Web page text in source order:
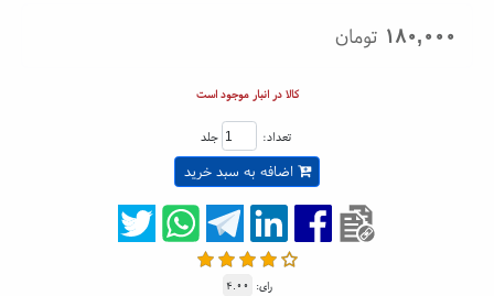
۱۸۰,۰۰۰ تومان
کالا در انبار موجود است
تعداد: جلد
اضافه به سبد خرید
رای: ۴.۰۰